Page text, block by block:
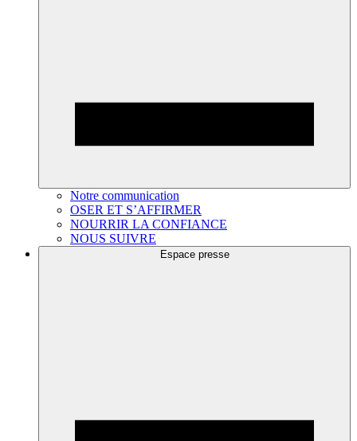
Notre communication
OSER ET S’AFFIRMER
NOURRIR LA CONFIANCE
NOUS SUIVRE
Espace presse